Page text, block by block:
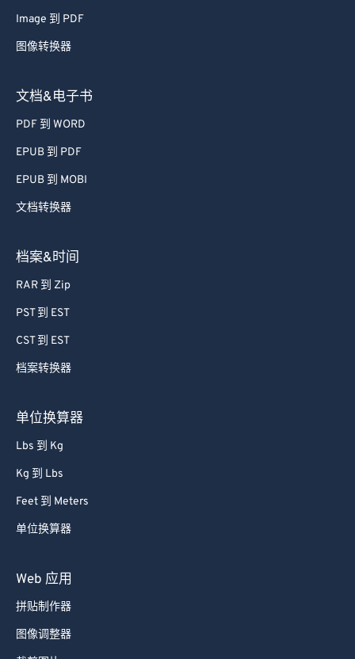
Image 到 PDF
图像转换器
文档&电子书
PDF 到 WORD
EPUB 到 PDF
EPUB 到 MOBI
文档转换器
档案&时间
RAR 到 Zip
PST 到 EST
CST 到 EST
档案转换器
单位换算器
Lbs 到 Kg
Kg 到 Lbs
Feet 到 Meters
单位换算器
Web 应用
拼贴制作器
图像调整器